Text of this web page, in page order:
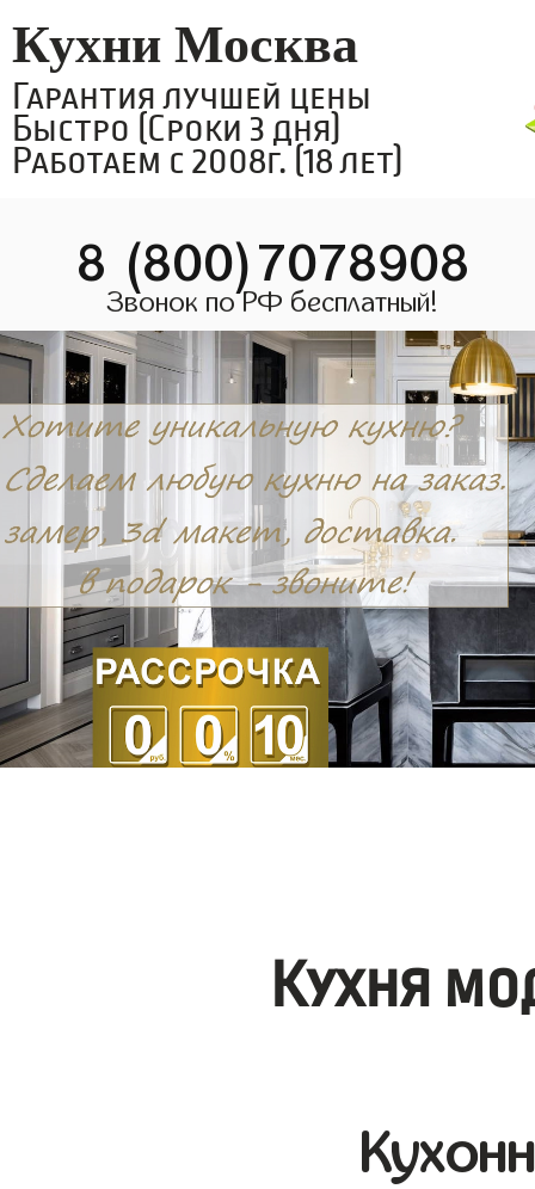
Кухни Москва
Гарантия лучшей цены
Быстро (Сроки 3 дня)
Работаем с 2008г. (18 лет)
8 (800)7078908
Звонок по РФ бесплатный!
Кухня